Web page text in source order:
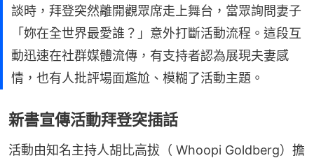
談時，拜登突然離開觀眾席走上舞台，當眾詢問妻子
「妳在全世界最愛誰？」意外打斷活動流程。這段互
動迅速在社群媒體流傳，有支持者認為展現夫妻感
情，也有人批評場面尷尬、模糊了活動主題。
新書宣傳活動拜登突插話
活動由知名主持人胡比高拔（ Whoopi Goldberg）擔